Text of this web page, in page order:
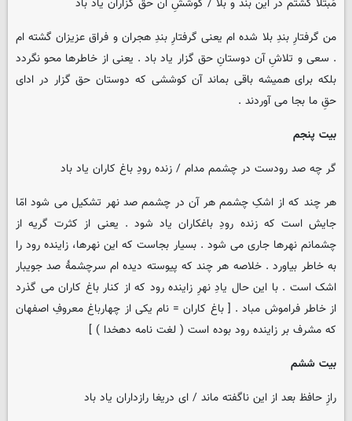
من گرفتارِ بندِ بلا شده ام یعنی گرفتارِ بندِ هجران و فراق عزیزان گشته ام
. سعی و تلاشِ آن دوستانِ حق گزار یاد باد . یعنی از خاطرها محو نگردد
بلکه برای همیشه باقی بماند آن کوششی که دوستان حق گزار در ادای
حقِ ما بجا می آوردند .
بیت پنجم
گر چه صد رودست در چشمم مدام / زنده رودِ باغ کاران یاد باد
هر چند که از اشکِ چشمم هر آن در چشمم صد نهر تشکیل می شود امّا
جایش است که زنده رودِ باغکاران یاد شود . یعنی از کثرت گریه از
چشمانم نهرها جاری می شود . بسیار بجاست که این نهرها، زاینده رود را
به خاطر بیاورد . خلاصه هر چند که پیوسته دیده ام سرچشمۀ صد جویبار
اشک است . با این حال یادِ نهرِ زاینده رود که از کنار باغ کاران می گذرد
از خاطر فراموش مباد . [ باغ کاران = نام یکی از چهارباغ معروفِ اصفهان
که مشرف بر زاینده رود بوده است ( لغت نامه دهخدا ) ]
بیت ششم
رازِ حافظ بعد از این ناگفته ماند / ای دریغا رازداران یاد باد